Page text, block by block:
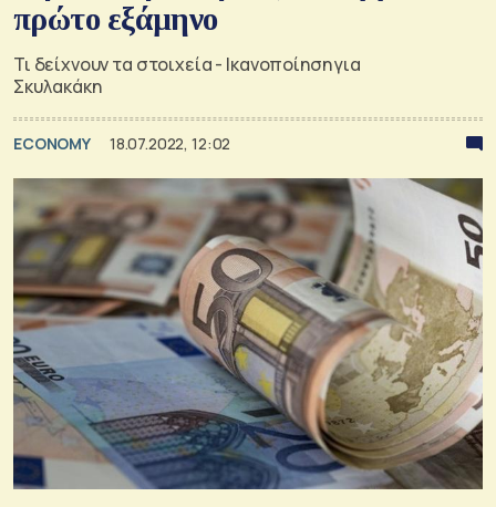
πρώτο εξάμηνο
Τι δείχνουν τα στοιχεία - Ικανοποίηση για
Σκυλακάκη
ECONOMY 18.07.2022, 12:02